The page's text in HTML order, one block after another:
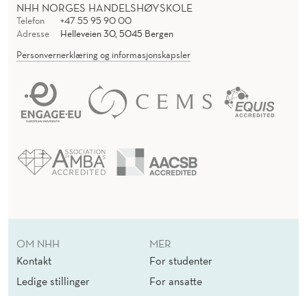
NHH NORGES HANDELSHØYSKOLE
Telefon
+47 55 95 90 00
Adresse
Helleveien 30, 5045 Bergen
Personvernerklæring og informasjonskapsler
OM NHH
Kontakt
Ledige stillinger
MER
For studenter
For ansatte